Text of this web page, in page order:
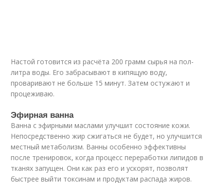
Настой готовится из расчёта 200 грамм сырья на пол-
литра воды. Его забрасывают в кипящую воду,
проваривают не больше 15 минут. Затем остужают и
процеживаю.
Эфирная ванна
Ванна с эфирными маслами улучшит состояние кожи.
Непосредственно жир сжигаться не будет, но улучшится
местный метаболизм. Ванны особенно эффективны
после тренировок, когда процесс переработки липидов в
тканях запущен. Они как раз его и ускорят, позволят
быстрее выйти токсинам и продуктам распада жиров.